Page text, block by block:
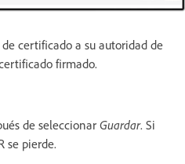
certificado a su autoridad de
firmado.
de seleccionar Guardar. Si
se pierde.